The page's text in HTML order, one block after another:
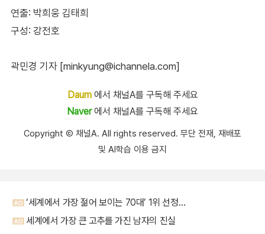
연출: 박희웅 김태희
구성: 강전호
곽민경 기자 [minkyung@ichannela.com]
Daum에서 채널A를 구독해 주세요
Naver에서 채널A를 구독해 주세요
Copyright Ⓒ 채널A. All rights reserved. 무단 전재, 재배포
및 AI학습 이용 금지